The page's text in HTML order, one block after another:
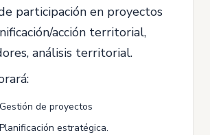
participación en proyectos
acción territorial,
análisis territorial.
de proyectos
estratégica.